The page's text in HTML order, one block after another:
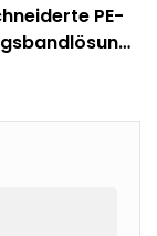
PE-